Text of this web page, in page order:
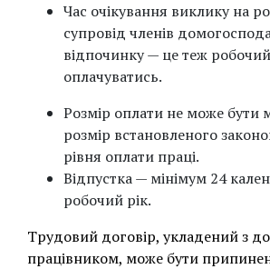
Час очікування виклику на
супровід членів
відпочинку — це теж робочий
оплачуватись.
Розмір оплати не може бути
розмір встановленого
рівня оплати праці.
Відпустка — мінімум 24
робочий рік.
Трудовий договір, укладений з
працівником, може бути